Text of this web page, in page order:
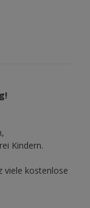
Kindern.
viele kostenlose